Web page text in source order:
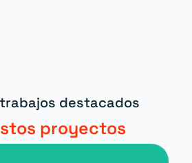
destacados
proyectos